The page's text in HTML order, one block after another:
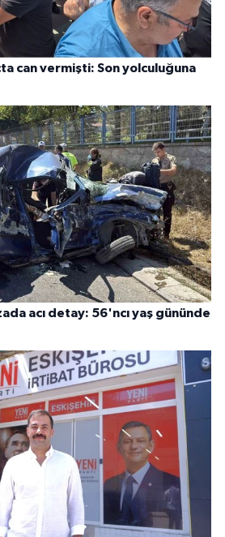
can vermişti: Son yolculuğuna
acı detay: 56'ncı yaş gününde